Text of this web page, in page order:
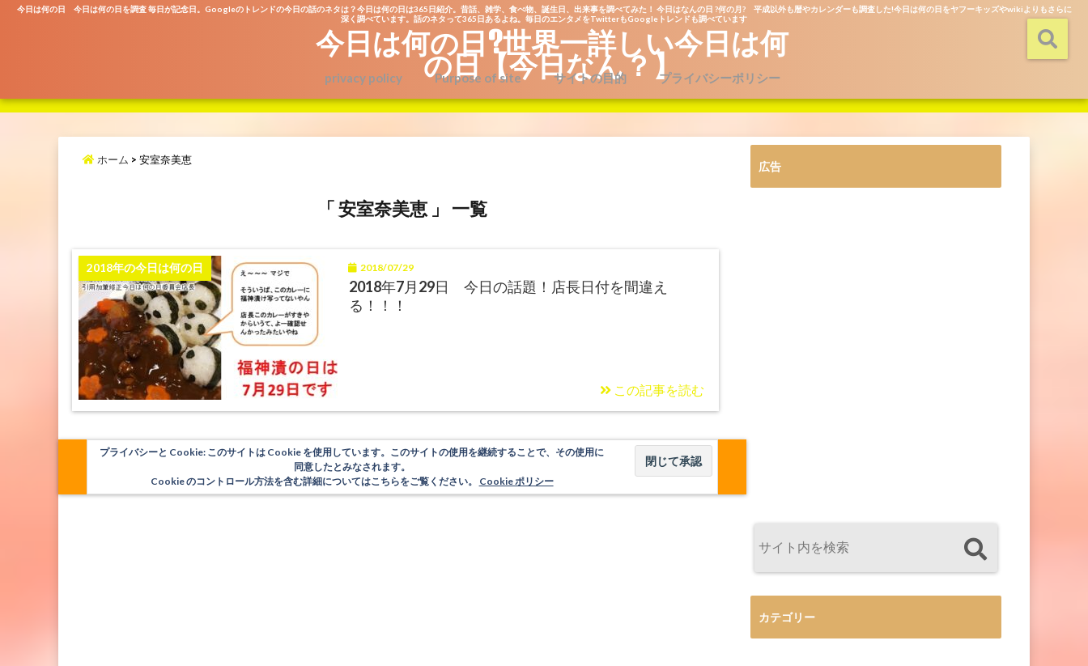
今日は何の日 今日は何の日を調査 毎日が記念日。Googleのトレンドの今日の話のネタは？今日は何の日は365日紹介。昔話、雑学、食べ物、誕生日、出来事を調べてみた！ 今日はなんの日 ?何の月? 平成以外も暦やカレンダーも調査した!今日は何の日をヤフーキッズやwikiよりもさらに
深く調べています。話のネタって365日あるよね。毎日のエンタメをTwitterもGoogleトレンドも調べています
今日は何の日?世界一詳しい今日は何
の日【今日なん？】
privacy policy Purpose of site サイトの目的 プライバシーポリシー
ホーム > 安室奈美恵
「 安室奈美恵 」 一覧
2018年の今日は何の日 2018/07/29
2018年7月29日 今日の話題！店長日付を間違え
る！！！
この記事を読む
プライバシーと Cookie: このサイトは Cookie を使用しています。このサイトの使用を継続することで、その使用に
同意したとみなされます。
Cookie のコントロール方法を含む詳細についてはこちらをご覧ください。 Cookie ポリシー
広告
カテゴリー